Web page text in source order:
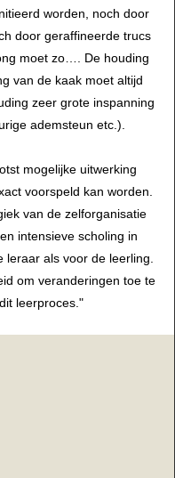
worden, noch door
door geraffineerde trucs
moet zo…. De houding
van de kaak moet altijd
zeer grote inspanning
ademsteun etc.).
mogelijke uitwerking
voorspeld kan worden.
van de zelforganisatie
intensieve scholing in
als voor de leerling.
om veranderingen toe te
leerproces."